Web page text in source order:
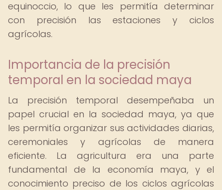
equinoccio, lo que les permitía determinar
con precisión las estaciones y ciclos
agrícolas.
Importancia de la precisión
temporal en la sociedad maya
La precisión temporal desempeñaba un
papel crucial en la sociedad maya, ya que
les permitía organizar sus actividades diarias,
ceremoniales y agrícolas de manera
eficiente. La agricultura era una parte
fundamental de la economía maya, y el
conocimiento preciso de los ciclos agrícolas